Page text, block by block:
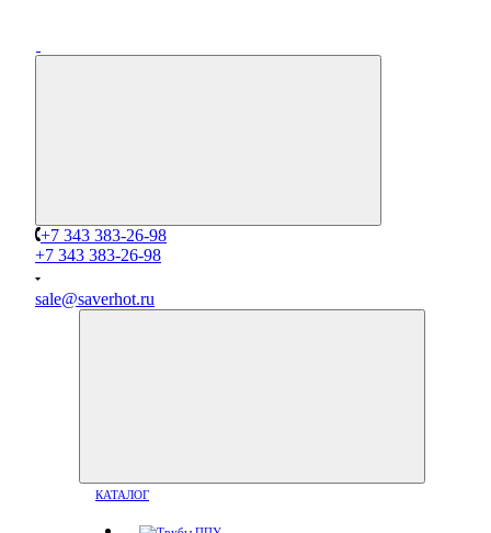
+7 343 383-26-98
+7 343 383-26-98
sale@saverhot.ru
КАТАЛОГ